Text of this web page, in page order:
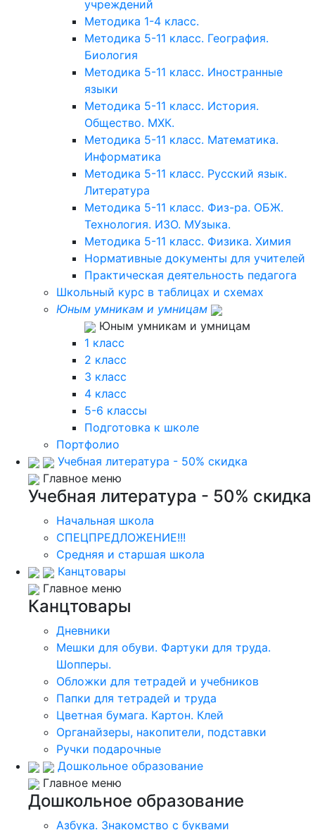
учреждений
Методика 1-4 класс.
Методика 5-11 класс. География.
Биология
Методика 5-11 класс. Иностранные
языки
Методика 5-11 класс. История.
Общество. МХК.
Методика 5-11 класс. Математика.
Информатика
Методика 5-11 класс. Русский язык.
Литература
Методика 5-11 класс. Физ-ра. ОБЖ.
Технология. ИЗО. МУзыка.
Методика 5-11 класс. Физика. Химия
Нормативные документы для учителей
Практическая деятельность педагога
Школьный курс в таблицах и схемах
Юным умникам и умницам
Юным умникам и умницам
1 класс
2 класс
3 класс
4 класс
5-6 классы
Подготовка к школе
Портфолио
Учебная литература - 50% скидка
Главное меню
Учебная литература - 50% скидка
Начальная школа
СПЕЦПРЕДЛОЖЕНИЕ!!!
Средняя и старшая школа
Канцтовары
Главное меню
Канцтовары
Дневники
Мешки для обуви. Фартуки для труда.
Шопперы.
Обложки для тетрадей и учебников
Папки для тетрадей и труда
Цветная бумага. Картон. Клей
Органайзеры, накопители, подставки
Ручки подарочные
Дошкольное образование
Главное меню
Дошкольное образование
Азбука. Знакомство с буквами